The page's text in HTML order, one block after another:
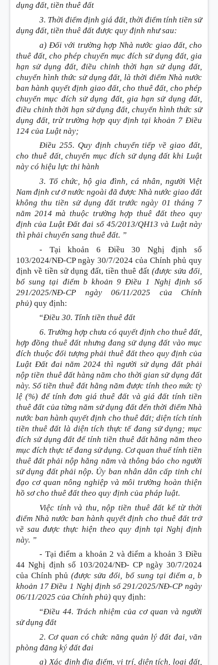
dụng đất, tiền thuê đất
3. Thời điểm định giá đất, thời điểm tính tiền sử
dụng đất, tiền thuê đất được quy định như sau:
a) Đối với trường hợp Nhà nước giao đất, cho
thuê đất, cho phép chuyển mục đích sử dụng đất, gia
hạn sử dụng đất, điều chỉnh thời hạn sử dụng đất,
chuyển hình thức sử dụng đất, là thời điểm Nhà nước
ban hành quyết định giao đất, cho thuê đất, cho phép
chuyển mục đích sử dụng đất, gia hạn sử dụng đất,
điều chỉnh thời hạn sử dụng đất, chuyển hình thức sử
dụng đất, trừ trường hợp quy định tại khoản 7 Điều
124 của Luật này;
Điều 255. Quy định chuyển tiếp về giao đất,
cho thuê đất, chuyển mục đích sử dụng đất khi Luật
này có hiệu lực thi hành
3. Tổ chức, hộ gia đình, cá nhân, người Việt
Nam định cư ở nước ngoài đã được Nhà nước giao đất
không thu tiền sử dụng đất trước ngày 01 tháng 7
năm 2014 mà thuộc trường hợp thuê đất theo quy
định của Luật Đất đai số 45/2013/QH13 và Luật này
thì phải chuyển sang thuê đất. ”
- Tại khoản 6 Điều 30 Nghị định số
103/2024/NĐ-CP ngày 30/7/2024 của Chính phủ quy
định về tiền sử dụng đất, tiền thuê đất (được sửa đổi,
bổ sung tại điểm b khoản 9 Điều 1 Nghị định số
291/2025/NĐ-CP ngày 06/11/2025 của Chính
phủ) quy định:
“Điều 30. Tính tiền thuê đất
6. Trường hợp chưa có quyết định cho thuê đất,
hợp đồng thuê đất nhưng đang sử dụng đất vào mục
đích thuộc đối tượng phải thuê đất theo quy định của
Luật Đất đai năm 2024 thì người sử dụng đất phải
nộp tiền thuê đất hàng năm cho thời gian sử dụng đất
này. Số tiền thuê đất hằng năm được tính theo mức tỷ
lệ(%) để tính đơn giá thuê đất và giá đất tính tiền
thuê đất của từng năm sử dụng đất đến thời điểm Nhà
nước ban hành quyết định cho thuê đất; diện tích tính
tiền thuê đất là diện tích thực tế đang sử dụng; mục
đích sử dụng đất để tính tiền thuê đất hằng năm theo
mục đích thực tế đang sử dụng. Cơ quan thuế tính tiền
thuê đất phải nộp hằng năm và thông báo cho người
sử dụng đất phải nộp. Ủy ban nhân dân cấp tỉnh chỉ
đạo cơ quan nông nghiệp và môi trường hoàn thiện
hồ sơ cho thuê đất theo quy định của pháp luật.
Việc tính và thu, nộp tiền thuê đất kể từ thời
điểm Nhà nước ban hành quyết định cho thuê đất trở
về sau được thực hiện theo quy định tại Nghị định
này. ”
- Tại điểm a khoản 2 và điểm a khoản 3 Điều
44 Nghị định số 103/2024/NĐ- CP ngày 30/7/2024
của Chính phủ(được sửa đổi, bổ sung tại điểm a, b
khoản 17 Điều 1 Nghị định số 291/2025/NĐ-CP ngày
06/11/2025 của Chính phủ) quy định:
“Điều 44. Trách nhiệm của cơ quan và người
sử dụng đất
2. Cơ quan có chức năng quản lý đất đai, văn
phòng đăng ký đất đai
a) Xác định địa điểm, vị trí, diện tích, loại đất,